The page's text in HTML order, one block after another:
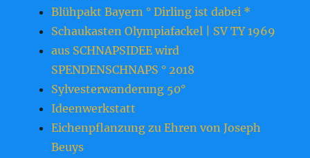
Blühpakt Bayern ° Dirling ist dabei *
Schaukasten Olympiafackel | SV TY 1969
aus SCHNAPSIDEE wird
SPENDENSCHNAPS ° 2018
Sylvesterwanderung 50°
Ideenwerkstatt
Eichenpflanzung zu Ehren von Joseph
Beuys